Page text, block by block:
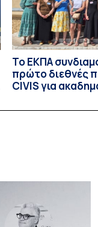
Το ΕΚΠΑ
πρώτο διεθνές
CIVIS για